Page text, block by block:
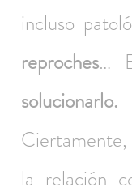
incluso
reproches…
solucionarlo.
Ciertamente,
la relación